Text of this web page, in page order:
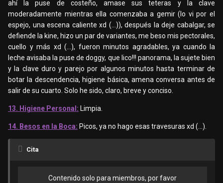
ahí la puse de costeño, amase sus teteras y la clave
moderadamente mientras ella comenzaba a gemir (lo vi por el
espejo, una escena caliente xd (…)), después la deje cabalgar, se
defiende la kine, hizo un par de variantes, me beso mis pectorales,
cuello y más xd (…), fueron minutos agradables, ya cuando la
leche avisaba la puse de doggy, que lico!!! panorama, la sujete bien
y la clave duro y parejo por algunos minutos hasta terminar de
botar la descendencia, higiene básica, amena conversa antes de
salir de su cuarto. Solo he sido, claro, breve y conciso.
13. Higiene Personal: Limpia.
14. Besos en la Boca: Picos, ya no hago esas travesuras xd (...).
Cita
Contenido solo para miembros, por favor